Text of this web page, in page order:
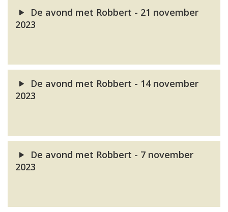
De avond met Robbert - 21 november
2023
De avond met Robbert - 14 november
2023
De avond met Robbert - 7 november
2023